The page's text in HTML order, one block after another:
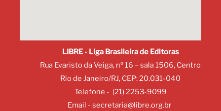
LIBRE - Liga Brasileira de Editoras
Rua Evaristo da Veiga, nº 16 – sala 1506, Centro
Rio de Janeiro/RJ, CEP: 20.031-040
Telefone - (21) 2253-9099
Email - secretaria@libre.org.br